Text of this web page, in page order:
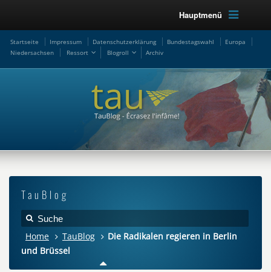
Hauptmenü
Startseite Impressum Datenschutzerklärung Bundestagswahl
Europa
Niedersachsen
Ressort Blogroll Archiv
TauBlog
Home TauBlog
Die Radikalen regieren in Berlin
und Brüssel